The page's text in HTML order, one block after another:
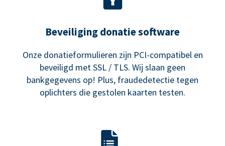
Beveiliging donatie software
Onze donatieformulieren zijn PCI-compatibel en
beveiligd met SSL / TLS. Wij slaan geen
bankgegevens op! Plus, fraudedetectie tegen
oplichters die gestolen kaarten testen.